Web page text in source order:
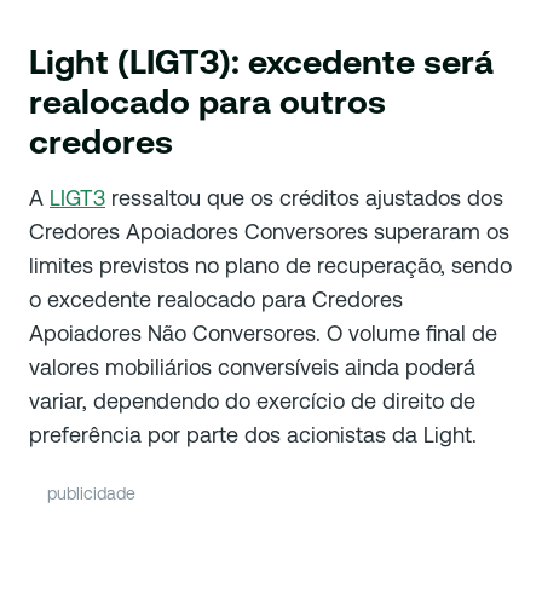
Light (LIGT3): excedente será
realocado para outros
credores
A LIGT3 ressaltou que os créditos ajustados dos
Credores Apoiadores Conversores superaram os
limites previstos no plano de recuperação, sendo
o excedente realocado para Credores
Apoiadores Não Conversores. O volume final de
valores mobiliários conversíveis ainda poderá
variar, dependendo do exercício de direito de
preferência por parte dos acionistas da Light.
publicidade